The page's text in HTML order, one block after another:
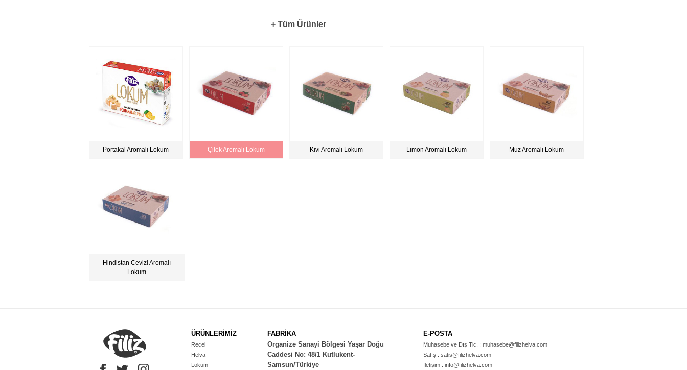
+ Tüm Ürünler
Portakal Aromalı Lokum Çilek Aromalı Lokum Kivi Aromalı Lokum Limon Aromalı Lokum Muz Aromalı Lokum
Hindistan Cevizi Aromalı
Lokum
ÜRÜNLERİMİZ
Reçel
Helva
Lokum
FABRİKA
Organize Sanayi Bölgesi Yaşar Doğu
Caddesi No: 48/1 Kutlukent-
Samsun/Türkiye
E-POSTA
Muhasebe ve Dış Tic. : muhasebe@filizhelva.com
Satış : satis@filizhelva.com
İletişim : info@filizhelva.com